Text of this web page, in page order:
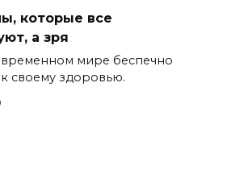
которые все
а зря
мире беспечно
к своему здоровью.